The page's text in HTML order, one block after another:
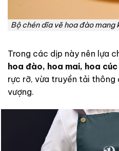
Bộ chén dĩa vẽ hoa đào mang
Trong các dịp này nên lựa
hoa đào, hoa mai, hoa cúc
rực rỡ, vừa truyền tải thông
vượng.